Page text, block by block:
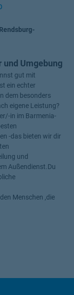
Umgebung
gut mit
ein echter
dem besonders
eigene Leistung?
in im Barmenia-
-das bieten wir dir
und
Außendienst.Du
Menschen ,die